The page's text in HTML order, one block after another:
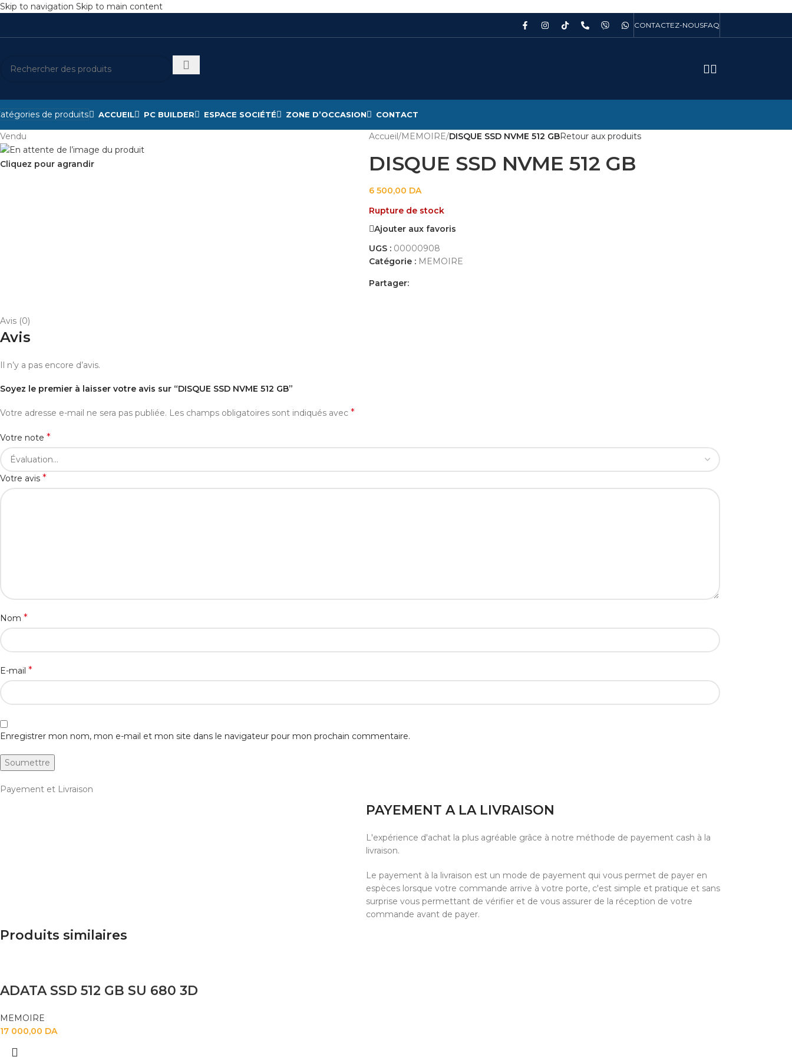
Skip to navigation Skip to main content
CONTACTEZ-NOUSFAQ
de produits ACCUEIL PC BUILDER ESPACE SOCIÉTÉ ZONE D’OCCASION CONTACT
Vendu
Cliquez pour agrandir
Accueil/MEMOIRE/DISQUE SSD NVME 512 GBRetour aux produits
DISQUE SSD NVME 512 GB
6 500,00 DA
Rupture de stock
Ajouter aux favoris
UGS : 00000908
Catégorie : MEMOIRE
Partager:
Avis (0)
Avis
Il n’y a pas encore d’avis.
Soyez le premier à laisser votre avis sur “DISQUE SSD NVME 512 GB”
Votre adresse e-mail ne sera pas publiée. Les champs obligatoires sont indiqués avec *
Votre note *
Votre avis *
Nom *
E-mail *
Enregistrer mon nom, mon e-mail et mon site dans le navigateur pour mon prochain commentaire.
Payement et Livraison
PAYEMENT A LA LIVRAISON
L'expérience d'achat la plus agréable grâce à notre méthode de payement cash à la
livraison.
Le payement à la livraison est un mode de payement qui vous permet de payer en
espèces lorsque votre commande arrive à votre porte, c'est simple et pratique et sans
surprise vous permettant de vérifier et de vous assurer de la réception de votre
commande avant de payer.
Produits similaires
ADATA SSD 512 GB SU 680 3D
MEMOIRE
17 000,00 DA